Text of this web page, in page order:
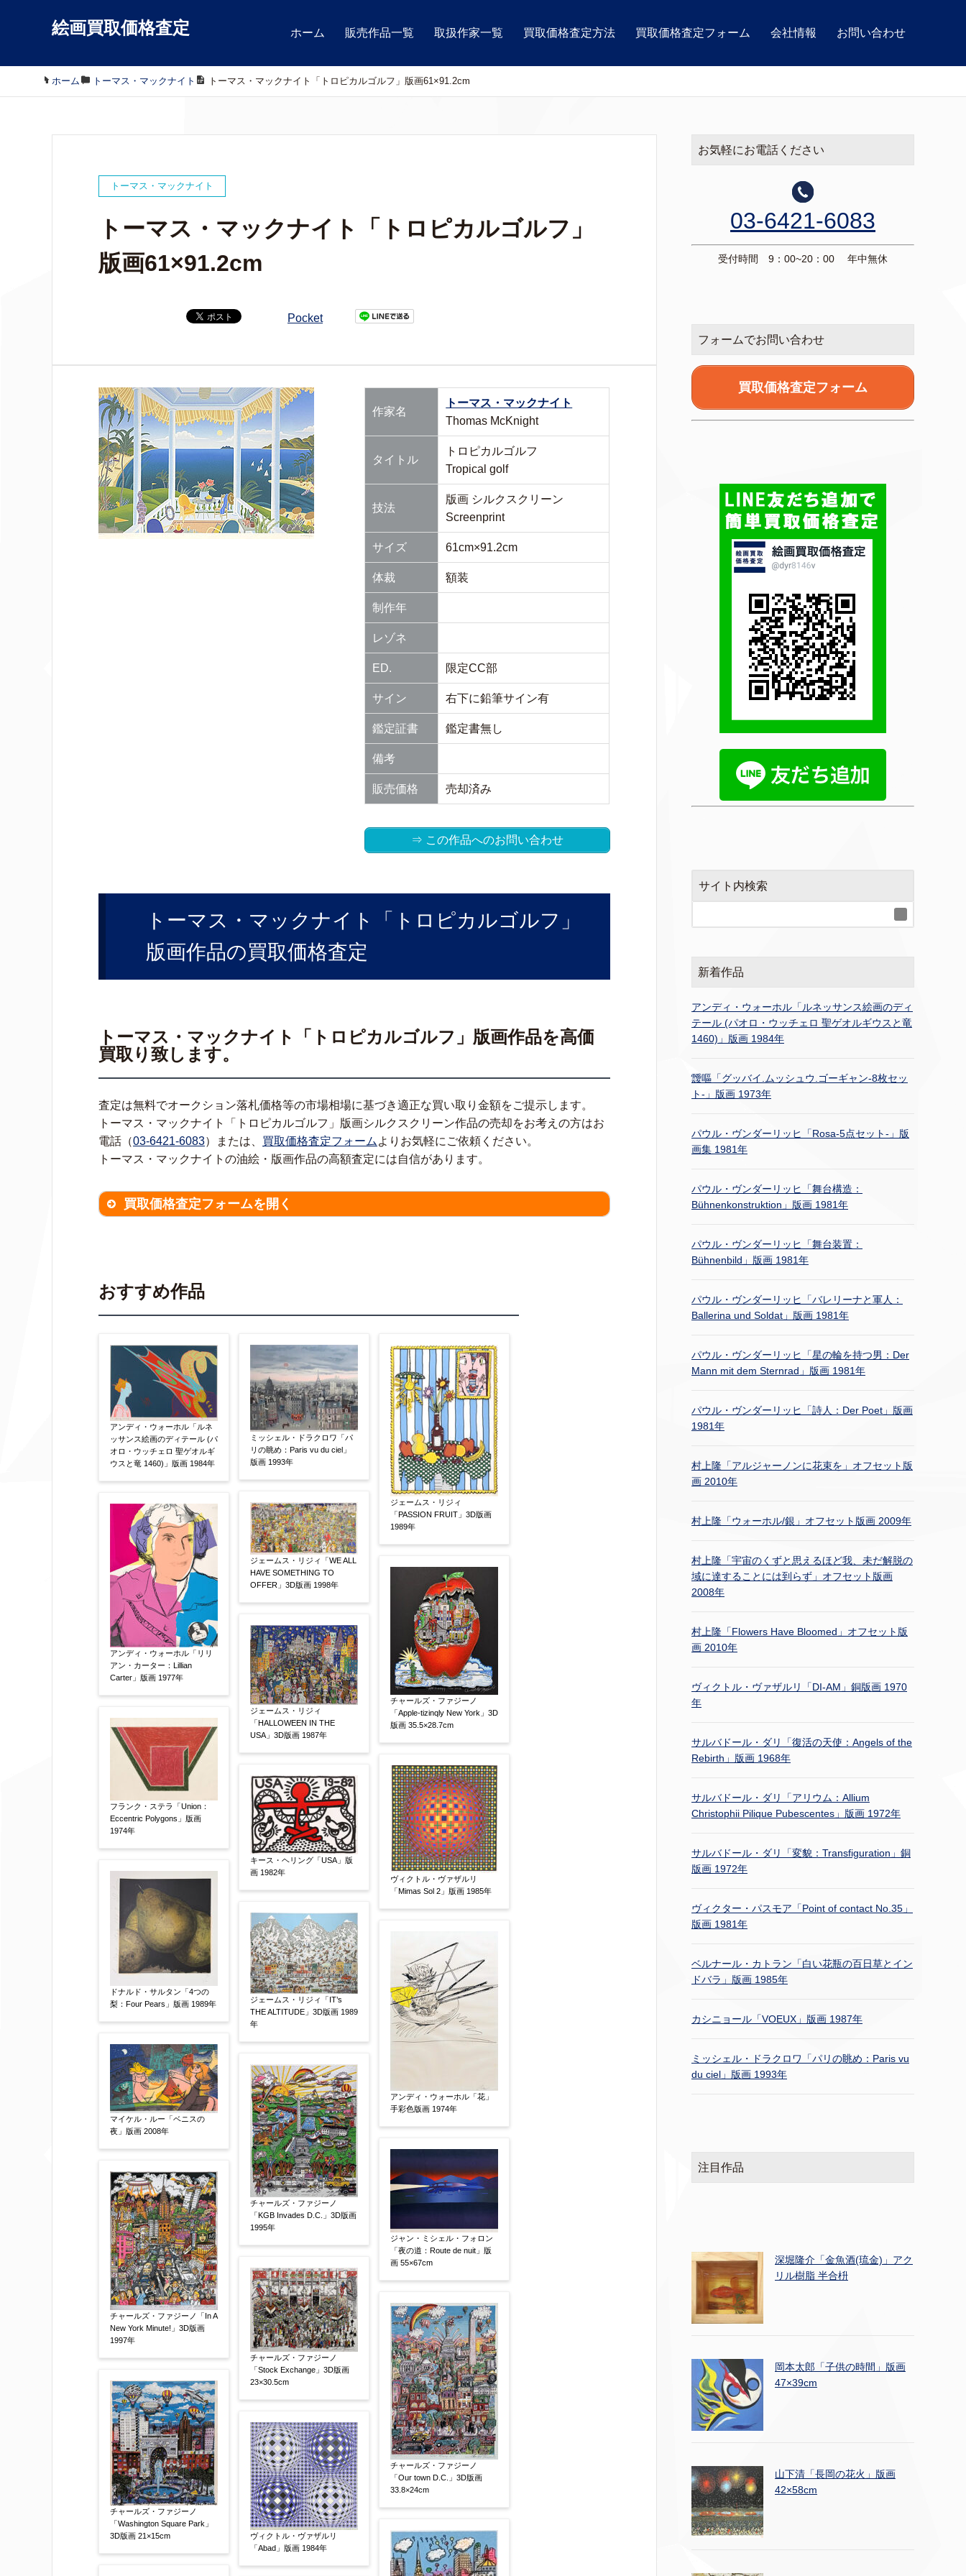
絵画買取価格査定 ホーム 販売作品一覧 取扱作家一覧 買取価格査定方法 買取価格査定フォーム 会社情報 お問い合わせ
ホーム / トーマス・マックナイト / トーマス・マックナイト「トロピカルゴルフ」版画61×91.2cm
トーマス・マックナイト
トーマス・マックナイト「トロピカルゴルフ」
版画61×91.2cm
Pocket
作家名
トーマス・マックナイト
Thomas McKnight
タイトル
トロピカルゴルフ
Tropical golf
技法
版画 シルクスクリーン
Screenprint
サイズ 61cm×91.2cm
体裁 額装
制作年
レゾネ
ED. 限定CC部
サイン 右下に鉛筆サイン有
鑑定証書 鑑定書無し
備考
販売価格 売却済み
⇒ この作品へのお問い合わせ
トーマス・マックナイト「トロピカルゴルフ」
版画作品の買取価格査定
トーマス・マックナイト「トロピカルゴルフ」版画作品を高価
買取り致します。
査定は無料でオークション落札価格等の市場相場に基づき適正な買い取り金額をご提示します。
トーマス・マックナイト「トロピカルゴルフ」版画シルクスクリーン作品の売却をお考えの方はお
電話（03-6421-6083）または、 買取価格査定フォーム よりお気軽にご依頼ください。
トーマス・マックナイトの油絵・版画作品の高額査定には自信があります。
買取価格査定フォームを開く
作品の画題 【任意】
作品の技法 【任意】
立体
絵の画面サイズ 【任意】
体裁 【任意】
額装
軸装 シート その他
サイン等の有無
サイン無 印有 鑑定証書付 共箱
共シール
限定番号 【任意】
制作年 【任意】
売却希望時期
すぐに売りたい
電話で相談したい その他
他社様の査定価格 【任意】
査定額：
※他社様からご提示された査定額がございましたらお知らせください。その価格が適切かお返
事申し上げます。
作品コンディション 【任意】
その他 【任意】
添付画像 【任意】
※添付画像は5MBまでのjpg、gif、pig、pdf形式にてお送りください。
おすすめ作品
アンディ・ウォーホル「ルネ
ッサンス絵画のディテール (パ
オロ・ウッチェロ 聖ゲオルギ
ウスと竜 1460)」版画 1984年
アンディ・ウォーホル「リリ
アン・カーター：Lillian
Carter」版画 1977年
フランク・ステラ「Union：
Eccentric Polygons」版画
1974年
ドナルド・サルタン「4つの
梨：Four Pears」版画 1989年
マイケル・ルー「ベニスの
夜」版画 2008年
チャールズ・ファジーノ「In A
New York Minute!」3D版画
1997年
チャールズ・ファジーノ
「Washington Square Park」
3D版画 21×15cm
ミッシェル・ドラクロワ「パ
リの眺め：Paris vu du ciel」
版画 1993年
ジェームス・リジィ「WE ALL
HAVE SOMETHING TO
OFFER」3D版画 1998年
ジェームス・リジィ
「HALLOWEEN IN THE
USA」3D版画 1987年
キース・ヘリング「USA」版
画 1982年
ジェームス・リジィ「IT’s
THE ALTITUDE」3D版画 1989
年
チャールズ・ファジーノ
「KGB Invades D.C.」3D版画
1995年
チャールズ・ファジーノ
「Stock Exchange」3D版画
23×30.5cm
ヴィクトル・ヴァザルリ
「Abad」版画 1984年
ジェームス・リジィ
「PASSION FRUIT」3D版画
1989年
チャールズ・ファジーノ
「Apple-tizinqly New York」3D
版画 35.5×28.7cm
ヴィクトル・ヴァザルリ
「Mimas Sol 2」版画 1985年
アンディ・ウォーホル「花」
手彩色版画 1974年
ジャン・ミシェル・フォロン
「夜の道：Route de nuit」版
画 55×67cm
チャールズ・ファジーノ
「Our town D.C.」3D版画
33.8×24cm
お気軽にお電話ください
03-6421-6083
受付時間 9：00~20：00 年中無休
フォームでお問い合わせ
買取価格査定フォーム
サイト内検索
新着作品
アンディ・ウォーホル「ルネッサンス絵画のディ
テール (パオロ・ウッチェロ 聖ゲオルギウスと竜
1460)」版画 1984年
靉嘔「グッバイ.ムッシュウ.ゴーギャン-8枚セッ
ト-」版画 1973年
パウル・ヴンダーリッヒ「Rosa-5点セット-」版
画集 1981年
パウル・ヴンダーリッヒ「舞台構造：
Bühnenkonstruktion」版画 1981年
パウル・ヴンダーリッヒ「舞台装置：
Bühnenbild」版画 1981年
パウル・ヴンダーリッヒ「バレリーナと軍人：
Ballerina und Soldat」版画 1981年
パウル・ヴンダーリッヒ「星の輪を持つ男：Der
Mann mit dem Sternrad」版画 1981年
パウル・ヴンダーリッヒ「詩人：Der Poet」版画
1981年
村上隆「アルジャーノンに花束を」オフセット版
画 2010年
村上隆「ウォーホル/銀」オフセット版画 2009年
村上隆「宇宙のくずと思えるほど我、未だ解脱の
域に達することには到らず」オフセット版画
2008年
村上隆「Flowers Have Bloomed」オフセット版
画 2010年
ヴィクトル・ヴァザルリ「DI-AM」銅版画 1970
年
サルバドール・ダリ「復活の天使：Angels of the
Rebirth」版画 1968年
サルバドール・ダリ「アリウム：Allium
Christophii Pilique Pubescentes」版画 1972年
サルバドール・ダリ「変貌：Transfiguration」銅
版画 1972年
ヴィクター・パスモア「Point of contact No.35」
版画 1981年
ベルナール・カトラン「白い花瓶の百日草とイン
ドバラ」版画 1985年
カシニョール「VOEUX」版画 1987年
ミッシェル・ドラクロワ「パリの眺め：Paris vu
du ciel」版画 1993年
注目作品
深堀隆介「金魚酒(琉金)」アク
リル樹脂 半合枡
岡本太郎「子供の時間」版画
47×39cm
山下清「長岡の花火」版画
42×58cm